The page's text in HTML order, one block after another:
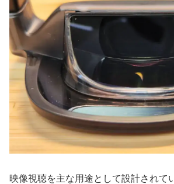
映像視聴を主な用途として設計されて